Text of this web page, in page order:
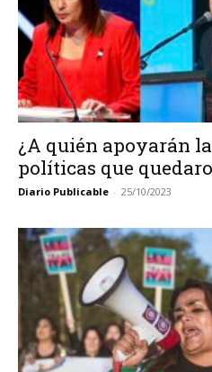
¿A quién apoyarán
políticas que
Diario Publicable - 25/10/2023